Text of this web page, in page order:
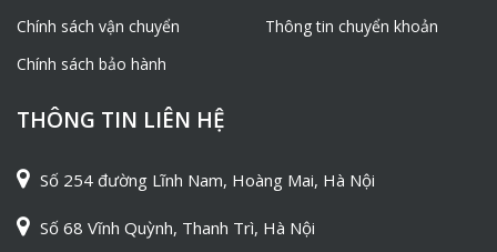
Chính sách vận chuyển
Chính sách bảo hành
Thông tin chuyển khoản
THÔNG TIN LIÊN HỆ
Số 254 đường Lĩnh Nam, Hoàng Mai, Hà Nội
Số 68 Vĩnh Quỳnh, Thanh Trì, Hà Nội